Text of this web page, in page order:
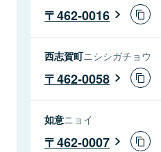
462-0016
西志賀町ニシシガチョウ
462-0058
如意ニョイ
462-0007